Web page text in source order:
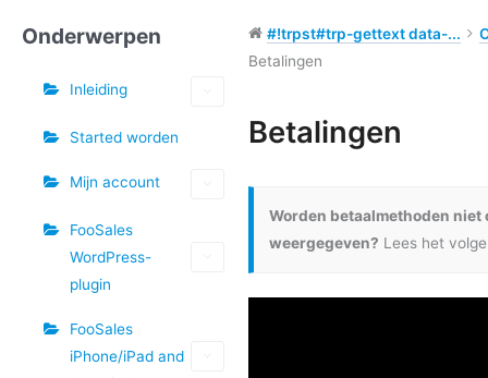
Onderwerpen
Inleiding
Started worden
Mijn account
FooSales
WordPress-
plugin
FooSales
iPhone/iPad and
#!trpst#trp-gettext data-...
Betalingen
Betalingen
Worden betaalmethoden niet
weergegeven? Lees het
Tags
navigatie